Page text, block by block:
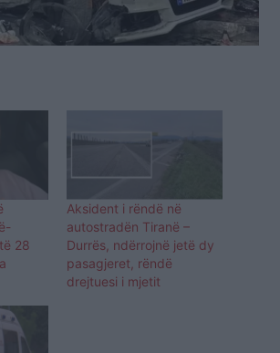
28
Aksident i rëndë në
autostradën Tiranë –
Durrës, ndërrojnë jetë dy
pasagjeret, rëndë
drejtuesi i mjetit